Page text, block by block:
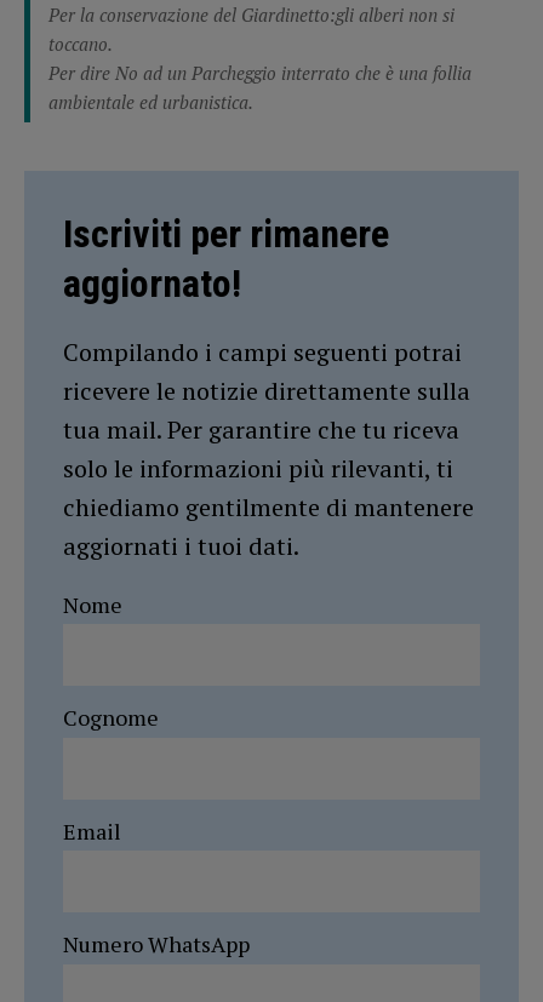
Per la conservazione del Giardinetto:gli alberi non si
toccano.
Per dire No ad un Parcheggio interrato che è una follia
ambientale ed urbanistica.
Iscriviti per rimanere
aggiornato!
Compilando i campi seguenti potrai
ricevere le notizie direttamente sulla
tua mail. Per garantire che tu riceva
solo le informazioni più rilevanti, ti
chiediamo gentilmente di mantenere
aggiornati i tuoi dati.
Nome
Cognome
Email
Numero WhatsApp